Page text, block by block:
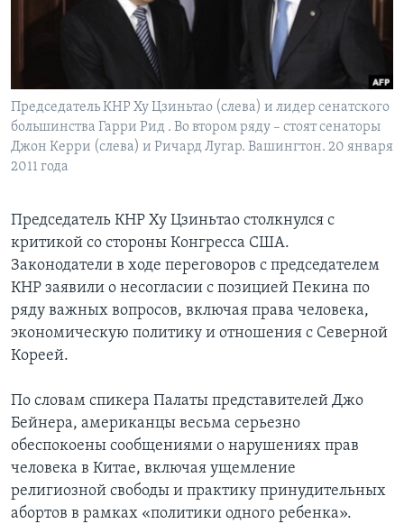
Learning English
Языки
Председатель КНР Ху Цзиньтао (слева) и лидер сенатского
большинства Гарри Рид . Во втором ряду – стоят сенаторы
Джон Керри (слева) и Ричард Лугар. Вашингтон. 20 января
2011 года
Председатель КНР Ху Цзиньтао столкнулся с
критикой со стороны Конгресса США.
Законодатели в ходе переговоров с председателем
КНР заявили о несогласии с позицией Пекина по
ряду важных вопросов, включая права человека,
экономическую политику и отношения с Северной
Кореей.
По словам спикера Палаты представителей Джо
Бейнера, американцы весьма серьезно
обеспокоены сообщениями о нарушениях прав
человека в Китае, включая ущемление
религиозной свободы и практику принудительных
абортов в рамках «политики одного ребенка».